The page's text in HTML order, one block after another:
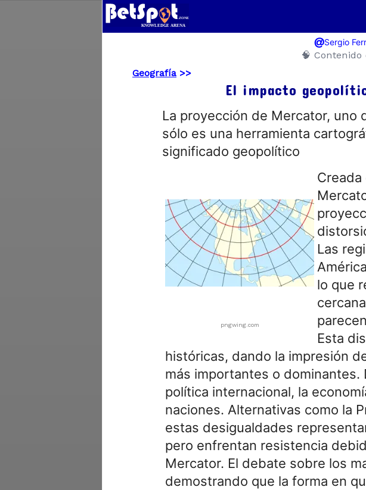
@Sergio
🧠
Geografía >>
El impacto
La proyección de Mercator, uno
sólo es una herramienta
significado geopolítico
pngwing.com
Las
lo que
Esta
históricas, dando la impresión
más importantes o
política internacional, la
naciones. Alternativas como la
estas desigualdades
pero enfrentan resistencia
Mercator. El debate sobre los
demostrando que la forma en